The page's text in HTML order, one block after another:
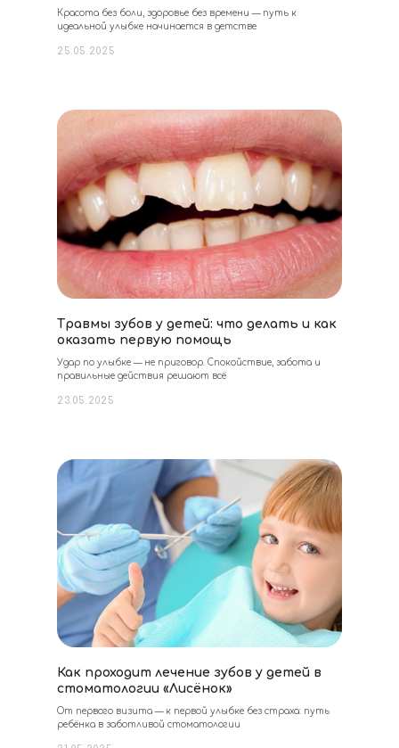
Красота без боли, здоровье без времени — путь к
идеальной улыбке начинается в детстве
25.05.2025
Травмы зубов у детей: что делать и как
оказать первую помощь
Удар по улыбке — не приговор. Спокойствие, забота и
правильные действия решают всё
23.05.2025
Как проходит лечение зубов у детей в
стоматологии «Лисёнок»
От первого визита — к первой улыбке без страха: путь
ребёнка в заботливой стоматологии